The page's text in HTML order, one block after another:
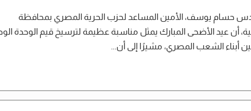
حسام يوسف، الأمين المساعد لحزب الحرية المصري بمحافظة
أن عيد الأضحى المبارك يمثل مناسبة عظيمة لترسيخ قيم الوحدة
أبناء الشعب المصري، مشيرًا إلى أن...